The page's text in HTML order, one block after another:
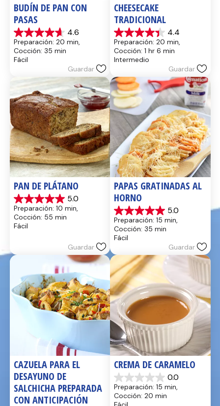
BUDÍN DE PAN CON
PASAS
4.6
4.6
de
5
estrellas.
reseñas
Preparación: 20 min,
Cocción: 35 min
Fácil
Guardar
CHEESECAKE
TRADICIONAL
4.4
4.4
de
5
estrellas.
reseñas
Preparación: 20 min,
Cocción: 1 hr 6 min
Intermedio
Guardar
PAN DE PLÁTANO
5.0
5.0
de
5
estrellas.
Preparación: 10 min,
Cocción: 55 min
Fácil
Guardar
PAPAS GRATINADAS AL
HORNO
5.0
5.0
de
5
estrellas.
reseñas
Preparación: 15 min,
Cocción: 35 min
Fácil
Guardar
CAZUELA PARA EL
DESAYUNO DE
SALCHICHA PREPARADA
CON ANTICIPACIÓN
CREMA DE CARAMELO
0.0
0.0
de
5
Preparación: 15 min,
Cocción: 20 min